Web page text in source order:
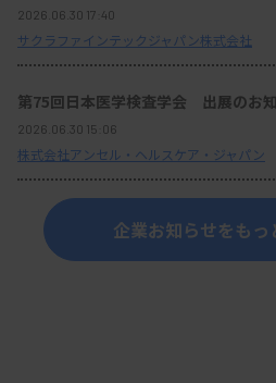
2026.06.30 17:40
サクラファインテックジャパン株式会社
第75回日本医学検査学会 出展のお
2026.06.30 15:06
株式会社アンセル・ヘルスケア・ジャパン
企業お知らせをもっ